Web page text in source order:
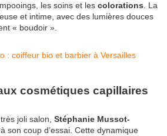
les soins et les colorations . La
et intime, avec des lumières douces
« boudoir ».
cosmétiques capillaires
joli salon, Stéphanie Mussot-
son coup d’essai. Cette dynamique